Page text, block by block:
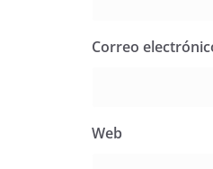
Correo
Web